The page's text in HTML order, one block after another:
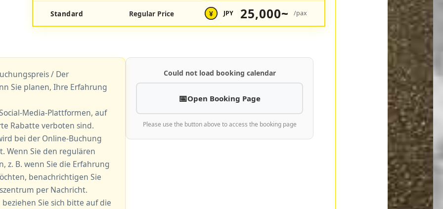
Standard Regular Price ¥ JPY 25,000~ /pax
/ Der
Sie planen, Ihre Erfahrung
Media-Plattformen, auf
Rabatte verboten sind.
bei der Online-Buchung
Wenn Sie den regulären
z. B. wenn Sie die Erfahrung
benachrichtigen Sie
per Nachricht.
Sie sich bitte auf die
Could not load booking calendar
Open Booking Page
Please use the button above to access the booking page